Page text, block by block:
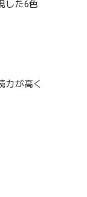
した6色
力が高く